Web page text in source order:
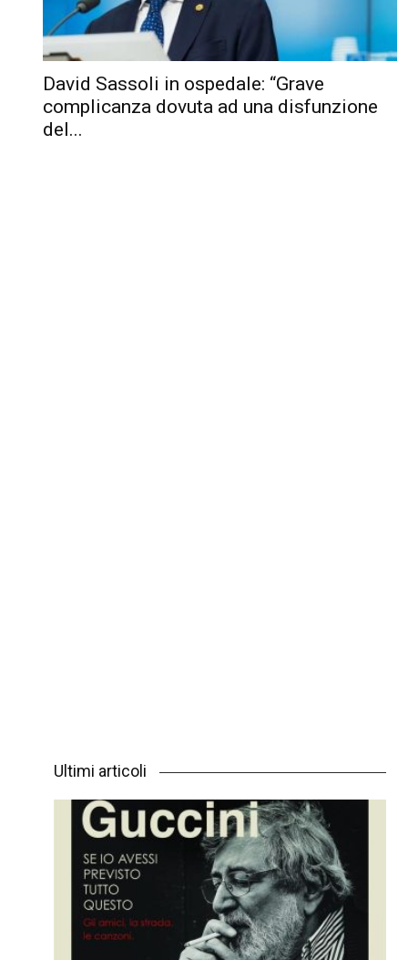
David Sassoli in ospedale: “Grave
complicanza dovuta ad una disfunzione
del...
Ultimi articoli